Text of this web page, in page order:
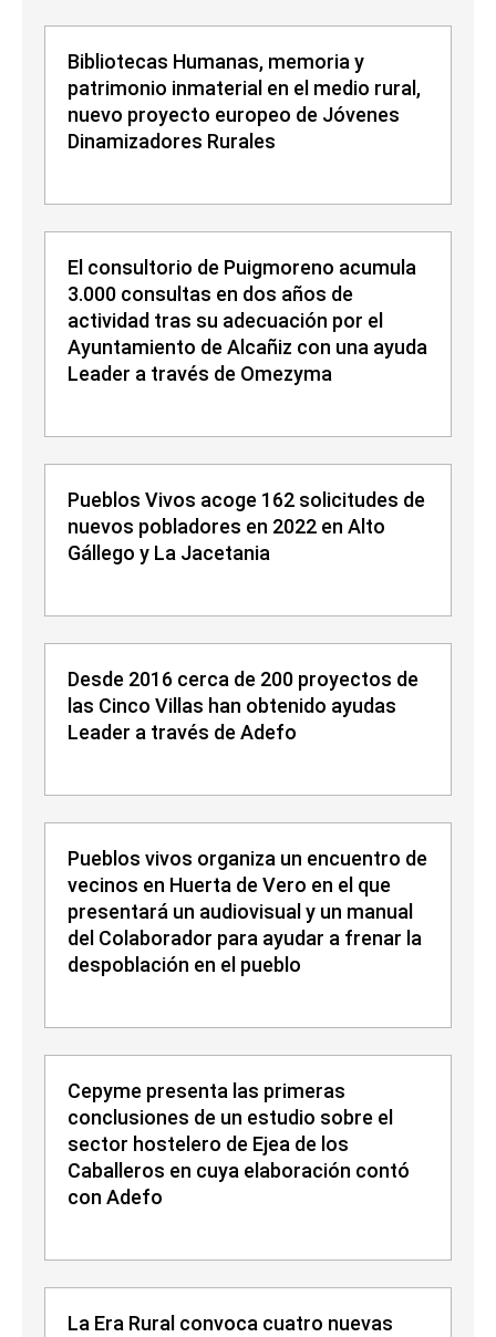
Bibliotecas Humanas, memoria y
patrimonio inmaterial en el medio rural,
nuevo proyecto europeo de Jóvenes
Dinamizadores Rurales
El consultorio de Puigmoreno acumula
3.000 consultas en dos años de
actividad tras su adecuación por el
Ayuntamiento de Alcañiz con una ayuda
Leader a través de Omezyma
Pueblos Vivos acoge 162 solicitudes de
nuevos pobladores en 2022 en Alto
Gállego y La Jacetania
Desde 2016 cerca de 200 proyectos de
las Cinco Villas han obtenido ayudas
Leader a través de Adefo
Pueblos vivos organiza un encuentro de
vecinos en Huerta de Vero en el que
presentará un audiovisual y un manual
del Colaborador para ayudar a frenar la
despoblación en el pueblo
Cepyme presenta las primeras
conclusiones de un estudio sobre el
sector hostelero de Ejea de los
Caballeros en cuya elaboración contó
con Adefo
La Era Rural convoca cuatro nuevas